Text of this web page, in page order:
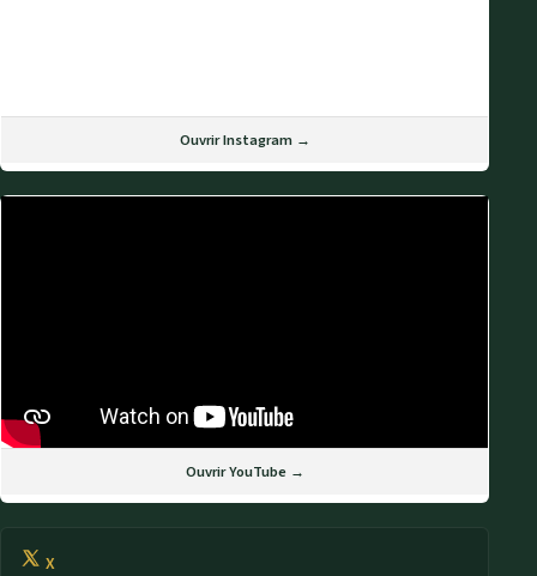
Ouvrir Instagram →
Ouvrir YouTube →
X